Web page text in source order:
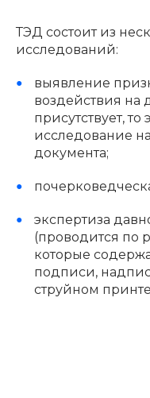
ТЭД состоит из
исследований:
выявление
воздействия на
присутствует,
исследование
документа;
экспертиза
(проводится по
которые
подписи,
струйном